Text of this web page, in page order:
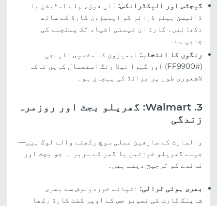
گیجٹس اور الیکٹرانکس: آئی فون، پلے اسٹیشن یا
ڈائیسن ہیئر ڈرائر کو ایمیزون کارڈ کے ساتھ
دکھائیں۔ کارڈ ان قیمتی اشیاء تک پہنچنے کی
چابی ہے۔
رنگوں کا انتخاب: ایمیزون کا مخصوص نارنجی
(#FF9900) اور گہرا نیلا رنگ استعمال کریں تاکہ
لاشعوری طور پر برانڈ کی پہچان ہو۔
3. Walmart: گھریلو بجٹ اور روزمرہ
زندگی
والمارٹ کے صارفین عملی سوچ رکھنے والے لوگ ہیں—
جیسے گھریلو خواتین یا گھر کے سربراہ جو بچت اور
فائدے کو ترجیح دیتے ہیں۔
بھری ہوئی ٹرالی: اشیائے خوردونوش سے بھری
شاپنگ کارٹ کی تصویر جس کے اوپر گفٹ کارڈ رکھا